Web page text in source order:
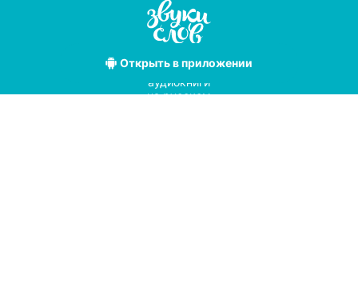
Открытьв приложении
Лучшие
аудиокниги
на русском